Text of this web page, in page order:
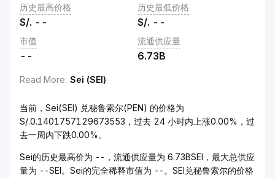
历史最高价格
S/. --
历史最低价格
S/. --
市值
--
流通供应量
6.73B
Read More: Sei (SEI)
当前，Sei(SEI) 兑秘鲁索尔(PEN) 的价格为
S/.0.1401757129673553，过去 24 小时内上涨0.00%，过
去一周内下跌0.00%。
Sei的历史最高价为 --，流通供应量为 6.73BSEI，最大总供应
量为 --SEI。Sei的完全稀释市值为 --。SEI兑秘鲁索尔的价格